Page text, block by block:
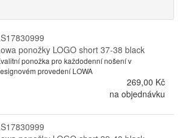
ponožky LOGO short 37-38 black
ponožka pro každodenní nošení v
provedení LOWA
269,00 Kč
na objednávku